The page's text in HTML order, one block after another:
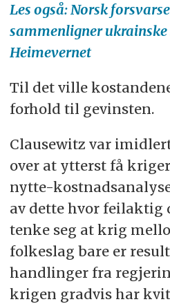
Les også: Norsk
sammenligner
Heimevernet
Til det ville
forhold til gevinsten.
Clausewitz var
over at ytterst få
nytte-
av dette hvor feilaktig
tenke seg at krig
folkeslag bare er
handlinger fra
krigen gradvis har